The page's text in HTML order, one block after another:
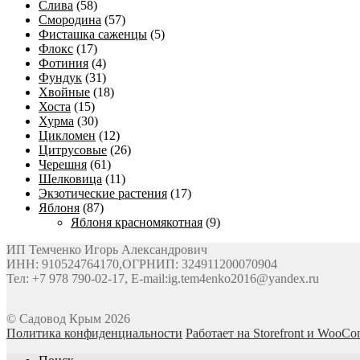
Слива (58)
Смородина (57)
Фисташка саженцы (5)
Флокс (17)
Фотиния (4)
Фундук (31)
Хвойные (18)
Хоста (15)
Хурма (30)
Цикломен (12)
Цитрусовые (26)
Черешня (61)
Шелковица (11)
Экзотические растения (17)
Яблоня (87)
Яблоня красномякотная (9)
ИП Темченко Игорь Александрович
ИНН: 910524764170,ОГРНИП: 324911200070904
Тел: +7 978 790-02-17, E-mail:ig.tem4enko2016@yandex.ru
© Садовод Крым 2026
Политика конфиденциальности Работает на Storefront и